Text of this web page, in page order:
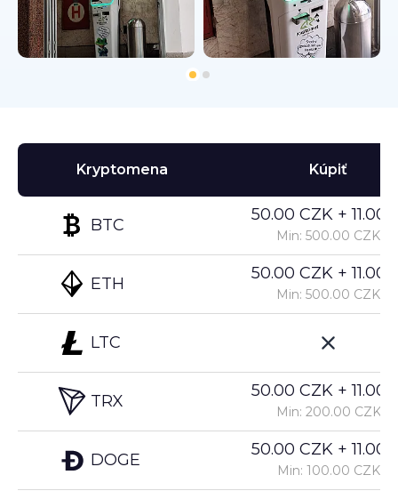
Kryptomena
BTC
ETH
LTC
TRX
DOGE
Kúpiť
50.00 CZK +
Min: 500.00 CZK
50.00 CZK +
Min: 500.00 CZK
50.00 CZK +
Min: 200.00 CZK
50.00 CZK +
Min: 100.00 CZK